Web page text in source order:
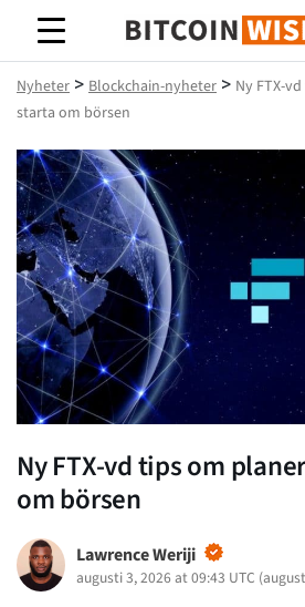
Bitcoin
Nyheter > Blockchain-nyheter > Ny FTX-
starta om börsen
Ny FTX-vd tips om
om börsen
Lawrence Weriji
augusti 3, 2026 at 09:43 UTC (